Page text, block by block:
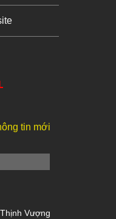
tin mới
Vượng